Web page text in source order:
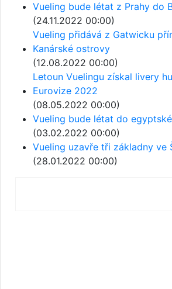
Vueling bude létat z Prahy do
(24.11.2022 00:00)
Vueling přidává z Gatwicku
Kanárské ostrovy
(12.08.2022 00:00)
Letoun Vuelingu získal livery
Eurovize 2022
(08.05.2022 00:00)
Vueling bude létat do
(03.02.2022 00:00)
Vueling uzavře tři základny ve
(28.01.2022 00:00)